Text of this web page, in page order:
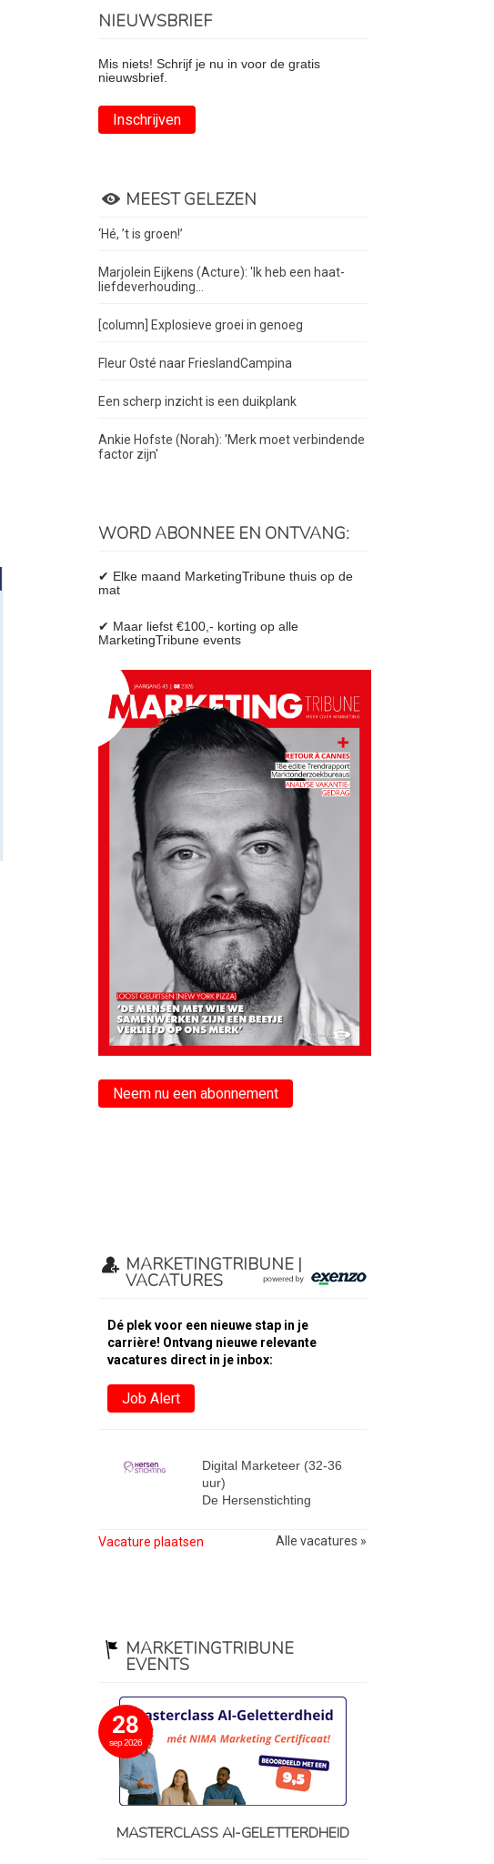
NIEUWSBRIEF
Mis niets! Schrijf je nu in voor de gratis
nieuwsbrief.
Inschrijven
MEEST GELEZEN
‘Hé, ’t is groen!’
Marjolein Eijkens (Acture): 'Ik heb een haat-
liefdeverhouding...
[column] Explosieve groei in genoeg
Fleur Osté naar FrieslandCampina
Een scherp inzicht is een duikplank
Ankie Hofste (Norah): 'Merk moet verbindende
factor zijn'
WORD ABONNEE EN ONTVANG:
✔ Elke maand MarketingTribune thuis op de
mat
✔ Maar liefst €100,- korting op alle
MarketingTribune events
Neem nu een abonnement
MARKETINGTRIBUNE |
VACATURES
Dé plek voor een nieuwe stap in je
carrière! Ontvang nieuwe relevante
vacatures direct in je inbox:
Job Alert
Digital Marketeer (32-36
uur)
De Hersenstichting
Vacature plaatsen Alle vacatures »
MARKETINGTRIBUNE
EVENTS
28
sep 2026
MASTERCLASS AI-GELETTERDHEID